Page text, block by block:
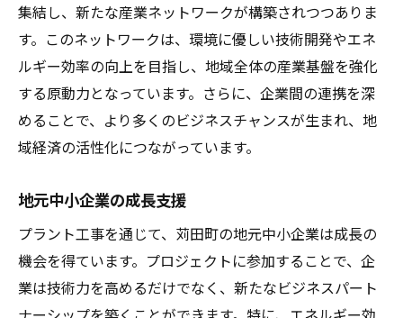
集結し、新たな産業ネットワークが構築されつつありま
す。このネットワークは、環境に優しい技術開発やエネ
ルギー効率の向上を目指し、地域全体の産業基盤を強化
する原動力となっています。さらに、企業間の連携を深
めることで、より多くのビジネスチャンスが生まれ、地
域経済の活性化につながっています。
地元中小企業の成長支援
プラント工事を通じて、苅田町の地元中小企業は成長の
機会を得ています。プロジェクトに参加することで、企
業は技術力を高めるだけでなく、新たなビジネスパート